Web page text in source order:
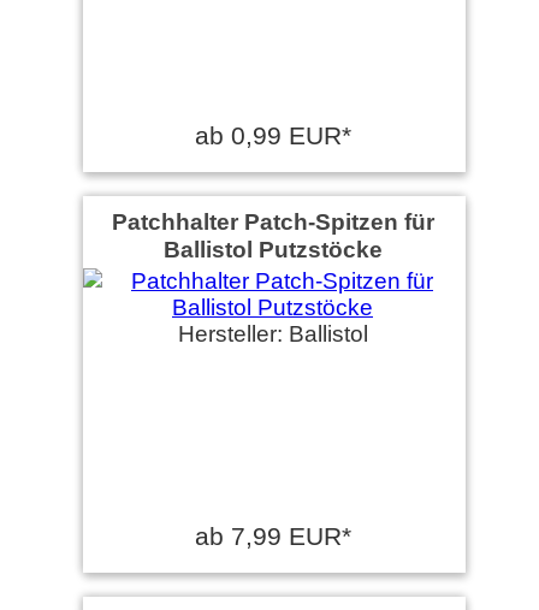
ab 0,99 EUR*
Patchhalter Patch-Spitzen für
Ballistol Putzstöcke
Hersteller: Ballistol
ab 7,99 EUR*